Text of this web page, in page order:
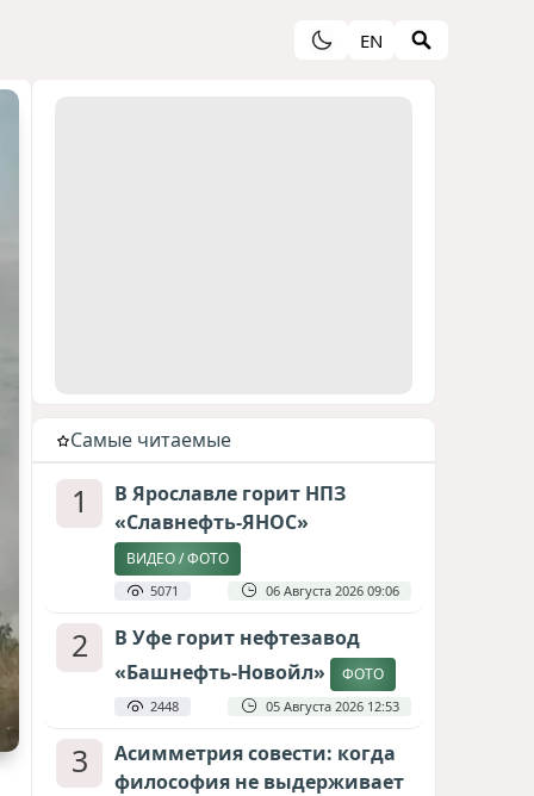
EN
Cамые читаемые
1
В Ярославле горит НПЗ
«Славнефть-ЯНОС»
ВИДЕО / ФОТО
5071 06 Августа 2026 09:06
2
В Уфе горит нефтезавод
«Башнефть-Новойл»
ФОТО
2448 05 Августа 2026 12:53
3
Асимметрия совести: когда
философия не выдерживает